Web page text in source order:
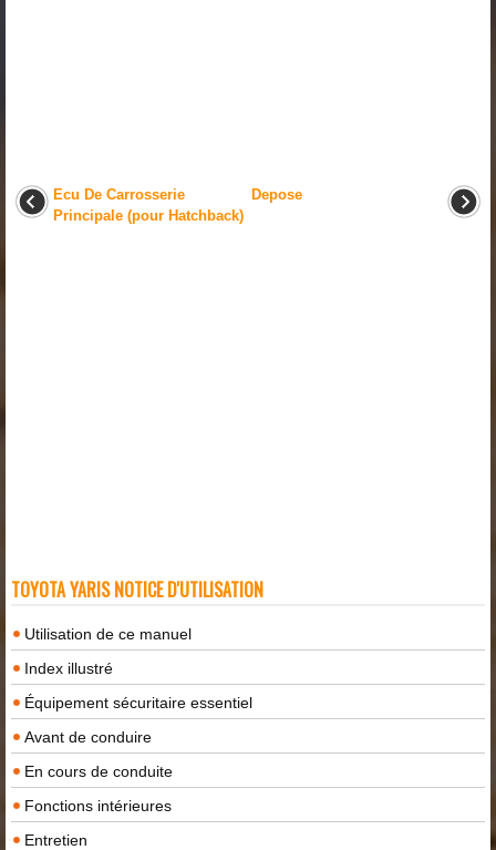
Ecu De Carrosserie
Principale (pour Hatchback)
Depose
TOYOTA YARIS NOTICE D'UTILISATION
Utilisation de ce manuel
Index illustré
Équipement sécuritaire essentiel
Avant de conduire
En cours de conduite
Fonctions intérieures
Entretien